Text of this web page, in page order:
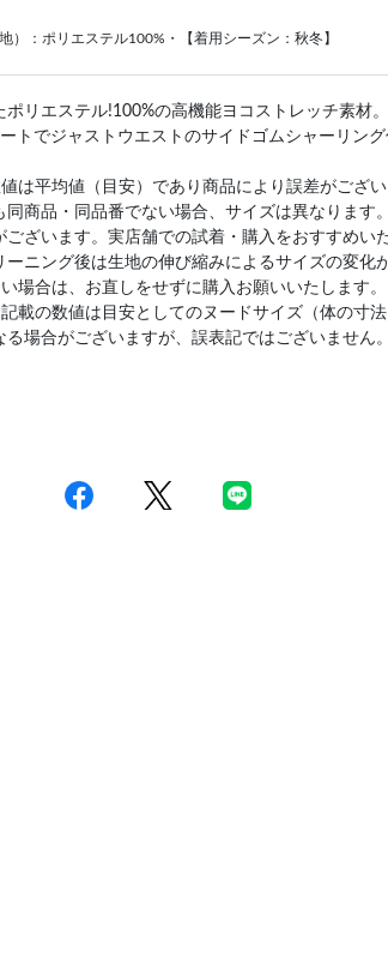
）：ポリエステル100%・【着用シーズン：秋冬】
リエステル!100%の高機能ヨコストレッチ素材。
トでジャストウエストのサイドゴムシャーリング
は平均値（目安）であり商品により誤差がござ
同商品・同品番でない場合、サイズは異なります
ざいます。実店舗での試着・購入をおすすめい
ニング後は生地の伸び縮みによるサイズの変化
場合は、お直しをせずに購入お願いいたします。
載の数値は目安としてのヌードサイズ（体の寸
場合がございますが、誤表記ではございません。